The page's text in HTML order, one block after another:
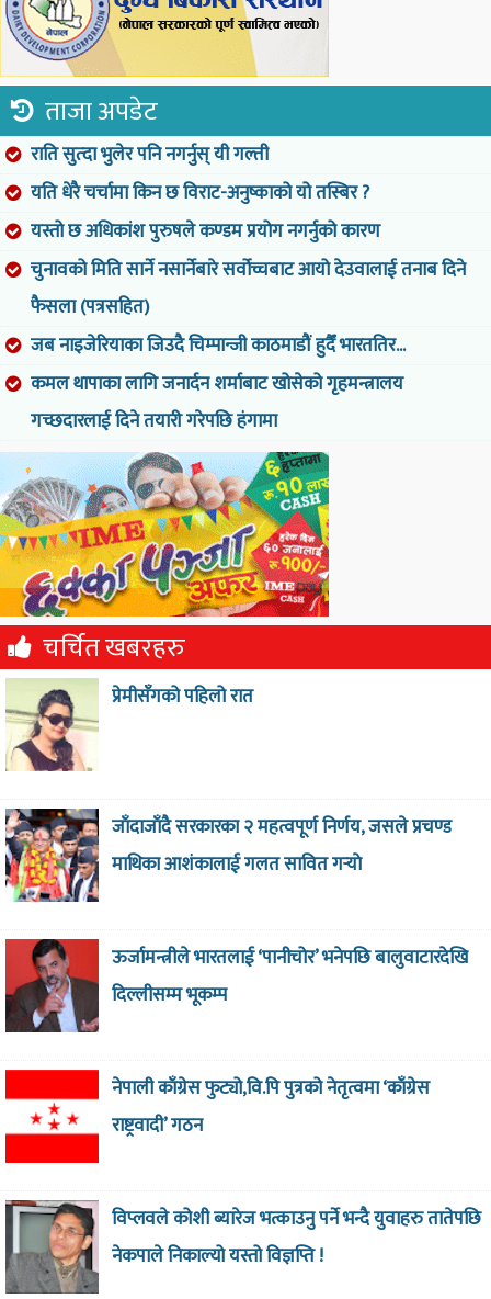
ताजा अपडेट
राति सुत्दा भुलेर पनि नगर्नुस् यी गल्ती
यति धेरै चर्चामा किन छ विराट-अनुष्काको यो तस्बिर ?
यस्तो छ अधिकांश पुरुषले कण्डम प्रयोग नगर्नुको कारण
चुनावको मिति सार्ने नसार्नेबारे सर्वोच्चबाट आयो देउवालाई तनाब दिने
फैसला (पत्रसहित)
जब नाइजेरियाका जिउदै चिम्पान्जी काठमाडौं हुदैँ भारततिर...
कमल थापाका लागि जनार्दन शर्माबाट खोसेको गृहमन्त्रालय
गच्छदारलाई दिने तयारी गरेपछि हंगामा
चर्चित खबरहरु
प्रेमीसँगको पहिलो रात
जाँदाजाँदै सरकारका २ महत्वपूर्ण निर्णय, जसले प्रचण्ड
माथिका आशंकालाई गलत सावित गर्‍याे
ऊर्जामन्त्रीले भारतलाई ‘पानीचोर’ भनेपछि बालुवाटारदेखि
दिल्लीसम्म भूकम्प
नेपाली काँग्रेस फुट्यो,वि.पि पुत्रको नेतृत्वमा ‘काँग्रेस
राष्ट्रवादी’ गठन
विप्लवले कोशी ब्यारेज भत्काउनु पर्ने भन्दै युवाहरु तातेपछि
नेकपाले निकाल्यो यस्तो विज्ञप्ति !